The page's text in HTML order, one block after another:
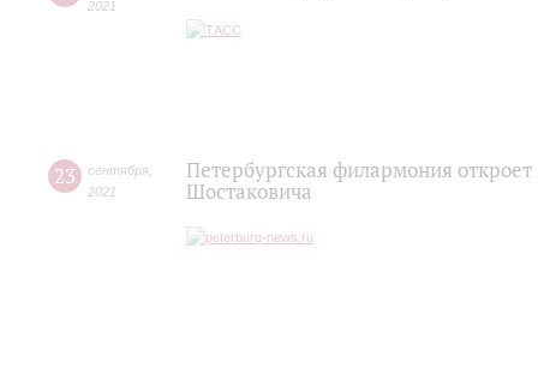
2021
23 сентября
2021
Петербургская филармония
Шостаковича